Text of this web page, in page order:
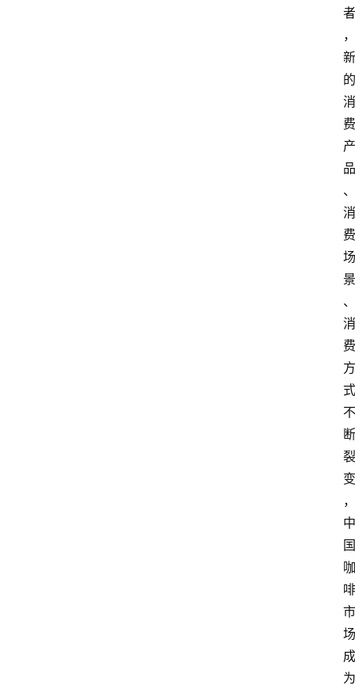
者
，
新
的
消
费
产
品
、
消
费
场
景
、
消
费
方
式
不
断
裂
变
，
中
国
咖
啡
市
场
成
为